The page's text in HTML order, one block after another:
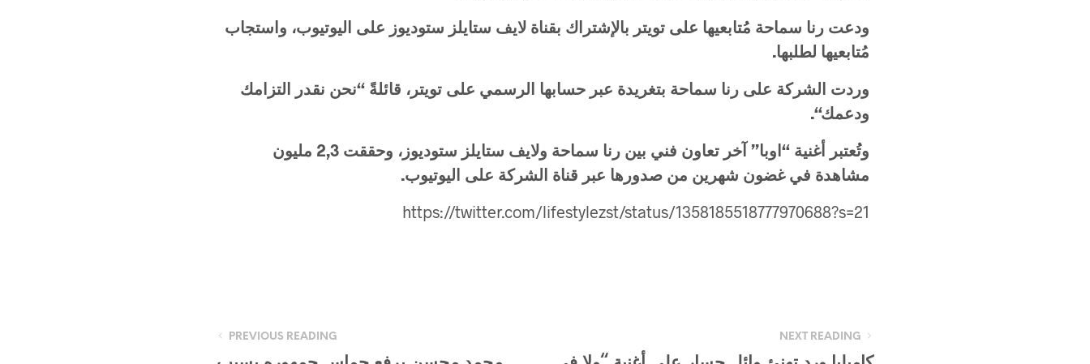
ودعت رنا سماحة مُتابعيها على تويتر بالإشتراك بقناة لايف ستايلز ستوديوز على اليوتيوب، واستجاب
مُتابعيها لطلبها.
وردت الشركة على رنا سماحة بتغريدة عبر حسابها الرسمي على تويتر، قائلةً “نحن نقدر التزامك
ودعمك“.
وتُعتبر أغنية “اوبا” آخر تعاون فني بين رنا سماحة ولايف ستايلز ستوديوز، وحققت
مليون
مشاهدة في غضون شهرين من صدورها عبر قناة الشركة على اليوتيوب.
https://twitter.com/lifestylezst/status/1358185518777970688?s=21
PREVIOUS READING NEXT READING